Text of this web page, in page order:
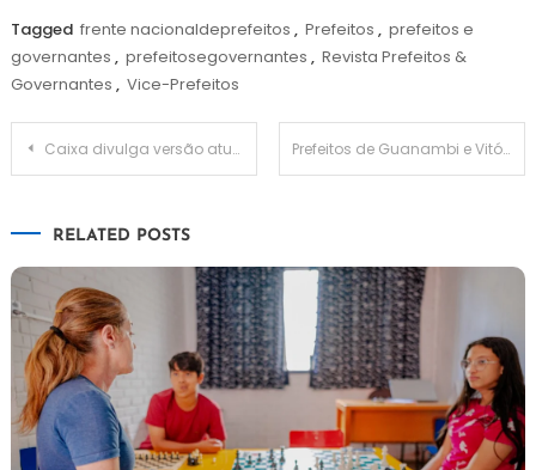
Tagged frente nacionaldeprefeitos , Prefeitos , prefeitos e
governantes , prefeitosegovernantes , Revista Prefeitos &
Governantes , Vice-Prefeitos
Navegação
Caixa divulga versão atualizada de manual do agente do operador do FGTS Prefeitos de Guanambi e Vitória da Conquista propõem movimento de fortalecimento regional
RELATED POSTS